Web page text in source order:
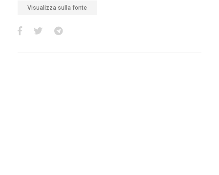
Visualizza sulla fonte